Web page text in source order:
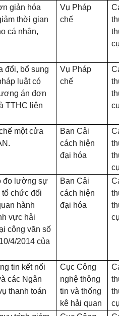
giản hóa
thời gian
cá nhân,
Vụ Pháp
chế
đổi, bổ sung
luật có
án đơn
TTHC liên
Vụ Pháp
chế
một cửa
Ban Cải
cách hiện
đại hóa
đo lường sự
chức đối
hành
vực hải
công văn số
4/2014 của
Ban Cải
cách hiện
đại hóa
tin kết nối
các Ngân
thanh toán
Cục Công
nghệ thông
tin và thống
kê hải quan